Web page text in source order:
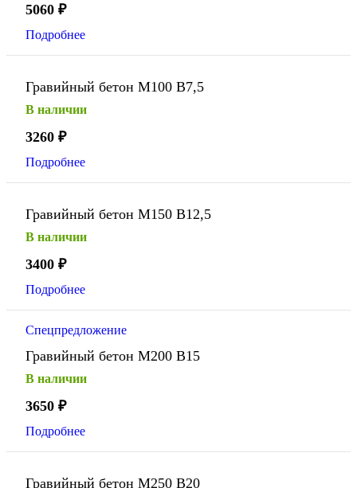
5060 ₽
Подробнее
Гравийный бетон М100 В7,5
В наличии
3260 ₽
Подробнее
Гравийный бетон М150 В12,5
В наличии
3400 ₽
Подробнее
Спецпредложение
Гравийный бетон М200 В15
В наличии
3650 ₽
Подробнее
Гравийный бетон М250 В20